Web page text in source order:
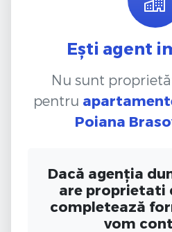
Ești agent
Nu sunt
pentru
Poiana
Dacă agenția
are proprietati
completează
vom